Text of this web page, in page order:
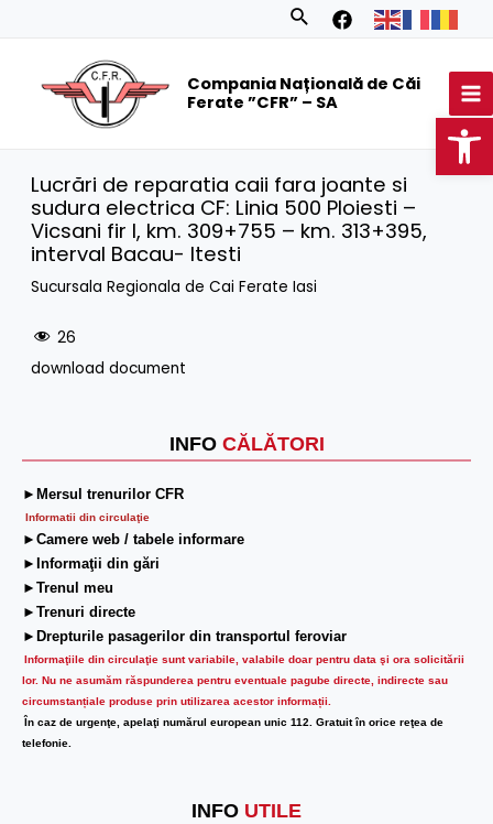
Search
Compania Națională de Căi
Ferate ”CFR” – SA
INFO CĂLĂTORI
►Mersul trenurilor CFR
Informatii din circulaţie
►Camere web / tabele informare
►Informaţii din gări
►Trenul meu
►Trenuri directe
►Drepturile pasagerilor din transportul feroviar
Informaţiile din circulaţie sunt variabile, valabile doar pentru data şi ora solicitării
lor. Nu ne asumăm răspunderea pentru eventuale pagube directe, indirecte sau
circumstanțiale produse prin utilizarea acestor informații.
În caz de urgenţe, apelaţi numărul european unic 112. Gratuit în orice reţea de
telefonie.
INFO UTILE
Lucrări de reparatia caii fara joante si
sudura electrica CF: Linia 500 Ploiesti –
Vicsani fir I, km. 309+755 – km. 313+395,
interval Bacau- Itesti
Sucursala Regionala de Cai Ferate Iasi
26
download document